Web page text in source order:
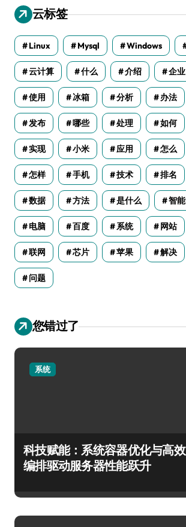
云标签
Linux Mysql Windows
云计算 什么 介绍 企业
使用 冰箱 分析 办法
发布 哪些 处理 如何
实现 小米 应用 怎么
怎样 手机 技术 排名
数据 方法 是什么 智能
电脑 百度 系统 网站
联网 芯片 苹果 解决
问题
您错过了
系统
科技赋能：系统容器优化与高效
编排驱动服务器性能跃升